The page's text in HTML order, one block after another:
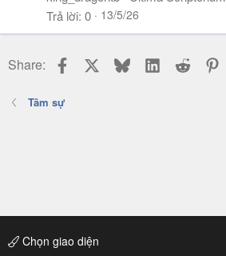
Trả lời 0 13/5/26
Share: Facebook BlueskyLinkedIn
Reddit
Tâm sự
Chọn giao diện